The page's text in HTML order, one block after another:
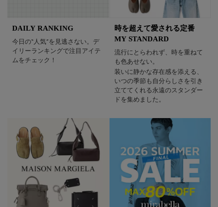
DAILY RANKING
今日の“人気”を見逃さない。デ
イリーランキングで注目アイテ
ムをチェック！
時を超えて愛される定番
MY STANDARD
流行にとらわれず、時を重ねて
も色あせない。
装いに静かな存在感を添える、
いつの季節も自分らしさを引き
立ててくれる永遠のスタンダー
ドを集めました。